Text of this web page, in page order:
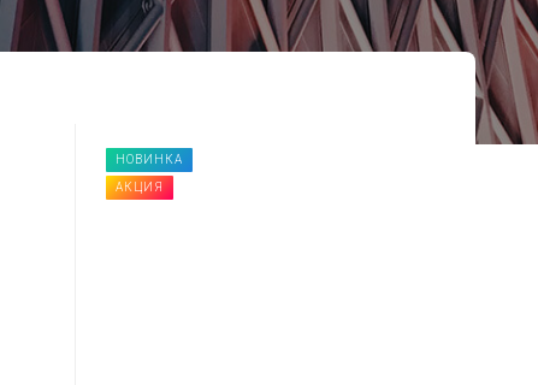
НОВИНКА
АКЦИЯ